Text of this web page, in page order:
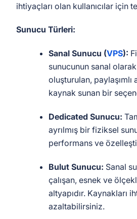
ihtiyaçları olan kullanıcılar için
Sunucu Türleri:
Sanal Sunucu (VPS):
sunucunun sanal
oluşturulan,
kaynak sunan bir
Dedicated Sunucu:
ayrılmış bir fiziksel
performans ve
Bulut Sunucu: Sanal
çalışan, esnek ve
altyapıdır. Kaynakları
azaltabilirsiniz.